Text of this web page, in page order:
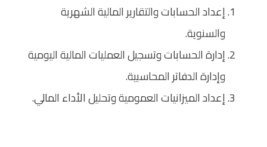
إعداد الحسابات والتقارير المالية الشهرية
والسنوية.
إدارة الحسابات وتسجيل العمليات المالية اليومية
وإدارة الدفاتر المحاسبية.
إعداد الميزانيات العمومية وتحليل الأداء المالي.